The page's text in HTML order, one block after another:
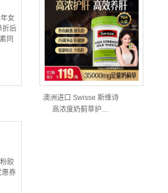
澳洲进口 Swisse 斯维诗
高浓度奶蓟草护…